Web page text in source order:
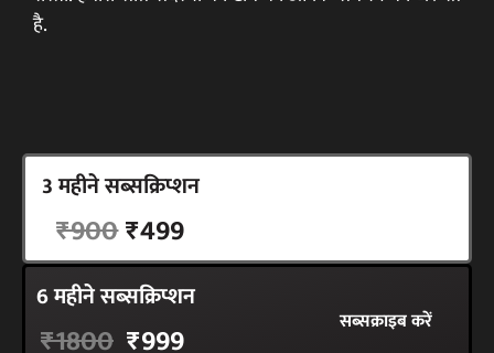
है.
3 महीने सब्सक्रिप्शन
₹900₹499
6 महीने सब्सक्रिप्शन
₹1800 ₹999 सब्सक्राइब करें